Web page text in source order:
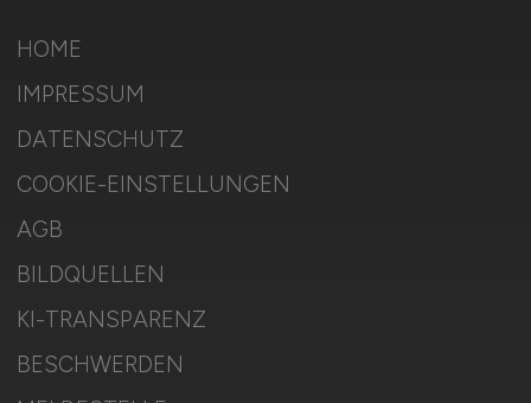
HOME
IMPRESSUM
DATENSCHUTZ
COOKIE-EINSTELLUNGEN
AGB
BILDQUELLEN
KI-TRANSPARENZ
BESCHWERDEN